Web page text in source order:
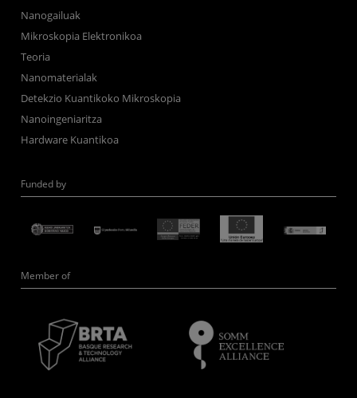
Nanogailuak
Mikroskopia Elektronikoa
Teoria
Nanomaterialak
Detekzio Kuantikoko Mikroskopia
Nanoingeniaritza
Hardware Kuantikoa
Funded by
Member of